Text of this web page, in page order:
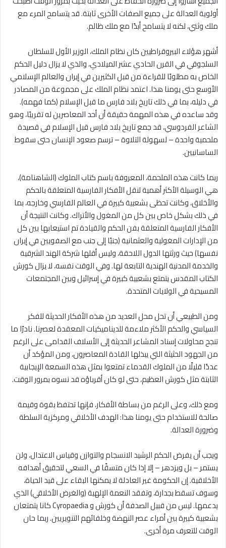
أولوية العدالة على جميع الصفات الأخرى ثابتة. قد يتسامح المرء مع
ملك وثني، لكنه لا يتسامح أبدًا مع ملك ظالم.
أشهر هؤلاء البيروقراطيين كان نظام الملك، الوزير الأول للسلطان
السلجوقي في القرن الحادي عشر الميلادي، والذي لا يزال دليل الحكم
الخاص به مطلوبًا للقراءة من قبل الكثيرين في إيران والعالم الإسلامي
الأوسع حتى يومنا هذا. اعتمد نظام الملك على مجموعة من المصادر
في دليله، بما في ذلك تاريخ بلاد فارس ما قبل الإسلام (كما فهمه).
وقد ساعده في هذه المهمة حقيقة أن أحد المعاصرين له تقريبًا، وهو
الشاعر الفردوسي، قد جمع تاريخ بلاد فارس قبل الإسلام في قصيدة
ملحمية واحدة – لسهولة التلاوة – ترسم صعود الإنسان حتى سقوط
الساسانيين.
ربما كانت هذه الملحمة، المعروفة باسم كتاب الملوك (الشاهنامة)،
هي الوسيلة الأكثر أهمية لنقل الأفكار الفارسية المتعلقة بالحكم
والأخلاق، وكانت تحظى بشعبية كبيرة في العالم الفارسي وخارجه، بما
في ذلك بشكل خاص بين كل من المغول والأتراك. وكانت النتيجة أن
الأفكار الفارسية المتعلقة بفن الحكم والقيادة تم استيعابها بين كل
من الإدارات المغولية والعثمانية (جنبًا إلى جنب مع الصفويين في إيران
نفسها) حيث ورثتها الدول اللاحقة، وليس أقلها شركة الهند الشرقية
والخدمة المدنية الهندية التابعة لها. وفي الوقت نفسه، لا يزال كورش
الكتاب المقدس يتمتع بشعبية كبيرة في إسرائيل وبين المجتمعات
المسيحية في الولايات المتحدة.
ومن الطبيعي أن تحل محل العديد من هذه الأفكار الحديثة للفكر
السياسي والحكم الأكثر ملاءمة للديناميكيات المعقدة لعصرنا. نادرًا ما
تنجح محاولات إسناد المشاعر الحديثة إلى الأسلاف القدامى على الرغم
من الجهود الحثيثة التي يبذلها القادة المعاصرون، ومن المؤكد أن
عددًا قليلًا من الملوك القدماء تمتعوا بمثل هذه السمعة الإيجابية
الثابتة مثل كورش العظيم، حتى لو كان أقرباؤه قد نسوه بمرور الوقت.
ومع ذلك، وعلى الرغم من بساطة الأفكار، فإنها تحتفظ بقوة وقيمة
صالحة للاستخدام حتى يومنا هذا: الهدف الأخلاقي ومركزية السلطة
وضرورة العدالة.
ويجب أن يفرض الحكم الرشيد الانسجام والتوازن وقياس الاعتدال، ولن
يستمر – بل ويزدهر – إلا إذا كان متسقًا في السعي لتحقيق أهدافه
الأخلاقية. إن الحكومة غير العادلة لا يمكنها البقاء على قيد الحياة،
وسوف تسقط بجدارة، وتفقد النعمة الإلهية (والغرض الأخلاقي) الذي
يدعمها. ليس من قبيل الصدفة أن كورش و Cyropaedia كانا يتمتعان
بشعبية كبيرة بين أمراء عصر النهضة وخلفائهم التنويريين. ربما حان
الوقت للتعرف مرة أخرى.